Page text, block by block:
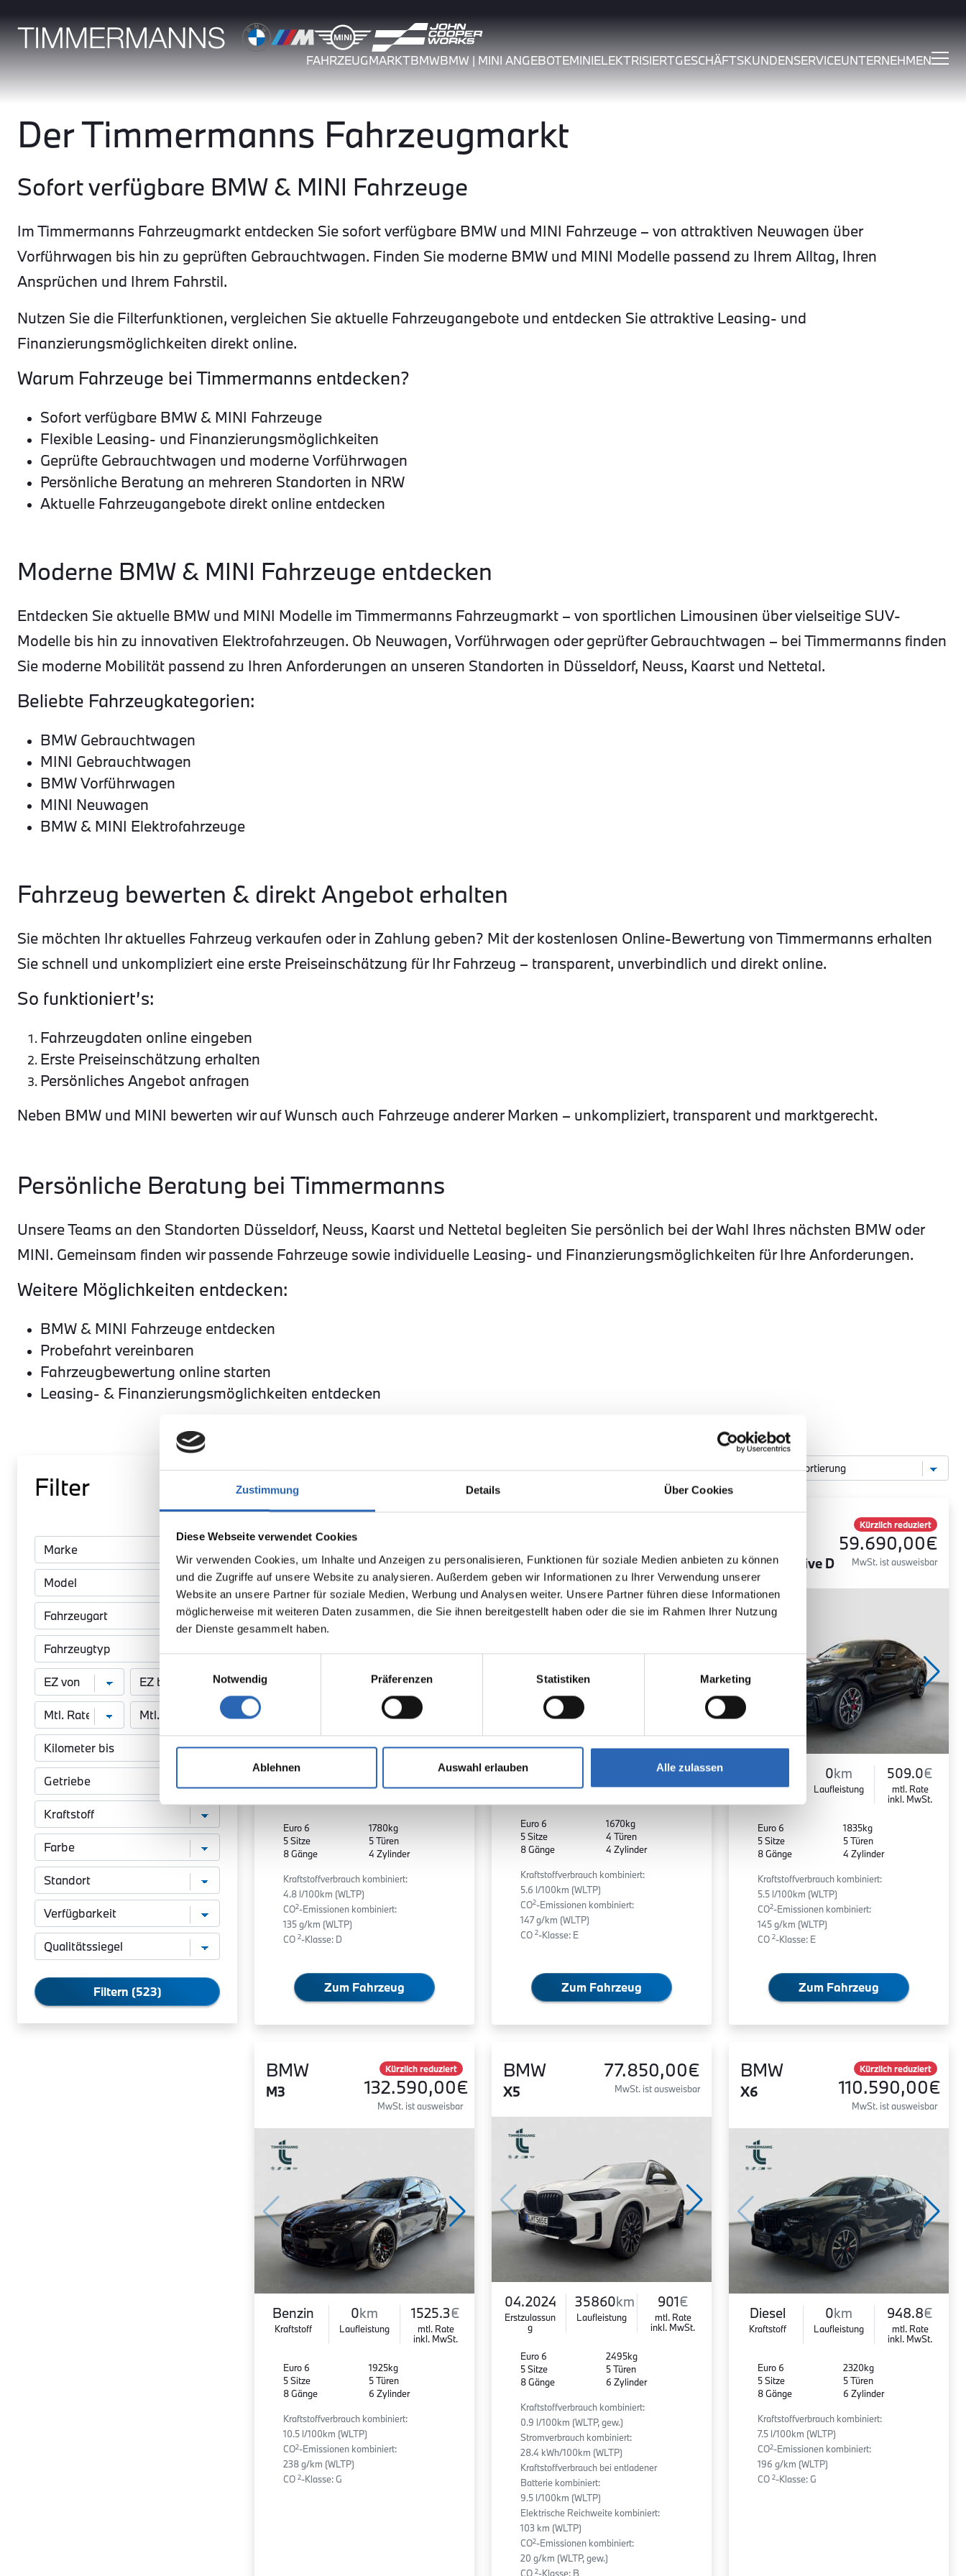
Zustimmung Details Über Cookies
Diese Webseite verwendet Cookies
Wir verwenden Cookies, um Inhalte und Anzeigen zu personalisieren, Funktionen für soziale Medien anbieten zu können
und die Zugriffe auf unsere Website zu analysieren. Außerdem geben wir Informationen zu Ihrer Verwendung unserer
Website an unsere Partner für soziale Medien, Werbung und Analysen weiter. Unsere Partner führen diese Informationen
möglicherweise mit weiteren Daten zusammen, die Sie ihnen bereitgestellt haben oder die sie im Rahmen Ihrer Nutzung
der Dienste gesammelt haben.
Einwilligungsauswahl
Notwendig
Präferenzen Statistiken Marketing
Ablehnen Auswahl erlauben Alle zulassen
FAHRZEUGMARKTBMWBMW | MINI ANGEBOTEMINIELEKTRISIERTGESCHÄFTSKUNDENSERVICEUNTERNEHMEN
Der Timmermanns Fahrzeugmarkt
Sofort verfügbare BMW & MINI Fahrzeuge
Im Timmermanns Fahrzeugmarkt entdecken Sie sofort verfügbare BMW und MINI Fahrzeuge – von attraktiven Neuwagen über
Vorführwagen bis hin zu geprüften Gebrauchtwagen. Finden Sie moderne BMW und MINI Modelle passend zu Ihrem Alltag, Ihren
Ansprüchen und Ihrem Fahrstil.
Nutzen Sie die Filterfunktionen, vergleichen Sie aktuelle Fahrzeugangebote und entdecken Sie attraktive Leasing- und
Finanzierungsmöglichkeiten direkt online.
Warum Fahrzeuge bei Timmermanns entdecken?
Sofort verfügbare BMW & MINI Fahrzeuge
Flexible Leasing- und Finanzierungsmöglichkeiten
Geprüfte Gebrauchtwagen und moderne Vorführwagen
Persönliche Beratung an mehreren Standorten in NRW
Aktuelle Fahrzeugangebote direkt online entdecken
Moderne BMW & MINI Fahrzeuge entdecken
Entdecken Sie aktuelle BMW und MINI Modelle im Timmermanns Fahrzeugmarkt – von sportlichen Limousinen über vielseitige SUV-
Modelle bis hin zu innovativen Elektrofahrzeugen. Ob Neuwagen, Vorführwagen oder geprüfter Gebrauchtwagen – bei Timmermanns finden
Sie moderne Mobilität passend zu Ihren Anforderungen an unseren Standorten in Düsseldorf, Neuss, Kaarst und Nettetal.
Beliebte Fahrzeugkategorien:
BMW Gebrauchtwagen
MINI Gebrauchtwagen
BMW Vorführwagen
MINI Neuwagen
BMW & MINI Elektrofahrzeuge
Fahrzeug bewerten & direkt Angebot erhalten
Sie möchten Ihr aktuelles Fahrzeug verkaufen oder in Zahlung geben? Mit der kostenlosen Online-Bewertung von Timmermanns erhalten
Sie schnell und unkompliziert eine erste Preiseinschätzung für Ihr Fahrzeug – transparent, unverbindlich und direkt online.
So funktioniert’s:
Fahrzeugdaten online eingeben
Erste Preiseinschätzung erhalten
Persönliches Angebot anfragen
Neben BMW und MINI bewerten wir auf Wunsch auch Fahrzeuge anderer Marken – unkompliziert, transparent und marktgerecht.
Persönliche Beratung bei Timmermanns
Unsere Teams an den Standorten Düsseldorf, Neuss, Kaarst und Nettetal begleiten Sie persönlich bei der Wahl Ihres nächsten BMW oder
MINI. Gemeinsam finden wir passende Fahrzeuge sowie individuelle Leasing- und Finanzierungsmöglichkeiten für Ihre Anforderungen.
Weitere Möglichkeiten entdecken:
BMW & MINI Fahrzeuge entdecken
Probefahrt vereinbaren
Fahrzeugbewertung online starten
Leasing- & Finanzierungsmöglichkeiten entdecken
Filter
Filtern (523)
Coupé D
MwSt. ist ausweisbar
Diesel
Kraftstoff Laufleistung
514.0€
mtl. Rate
Euro 6
5 Sitze
8 Gänge
1780kg
5 Türen
4 Zylinder
Kraftstoffverbrauch kombiniert:
4.8 l/100km (WLTP)
CO2-Emissionen kombiniert:
135 g/km (WLTP)
CO 2-Klasse: D
Zum Fahrzeug
MwSt. ist ausweisbar
Diesel
Kraftstoff Laufleistung
455.1€
mtl. Rate
Euro 6
5 Sitze
8 Gänge
1670kg
4 Türen
4 Zylinder
Kraftstoffverbrauch kombiniert:
5.6 l/100km (WLTP)
CO2-Emissionen kombiniert:
147 g/km (WLTP)
CO 2-Klasse: E
Zum Fahrzeug
Coupé xDrive D
Kürzlich reduziert
59.690,00€
MwSt. ist ausweisbar
Kraftstoff
0km
Laufleistung
509.0€
mtl. Rate
inkl. MwSt.
Euro 6
5 Sitze
8 Gänge
1835kg
5 Türen
4 Zylinder
Kraftstoffverbrauch kombiniert:
5.5 l/100km (WLTP)
CO2-Emissionen kombiniert:
145 g/km (WLTP)
CO 2-Klasse: E
Zum Fahrzeug
BMW
M3
Kürzlich reduziert
132.590,00€
MwSt. ist ausweisbar
Benzin
Kraftstoff
0km
Laufleistung
1525.3€
mtl. Rate
inkl. MwSt.
Euro 6
5 Sitze
8 Gänge
1925kg
5 Türen
6 Zylinder
Kraftstoffverbrauch kombiniert:
10.5 l/100km (WLTP)
CO2-Emissionen kombiniert:
238 g/km (WLTP)
CO 2-Klasse: G
BMW
X5
77.850,00€
MwSt. ist ausweisbar
04.2024
Erstzulassun
g
35860km
Laufleistung
901€
mtl. Rate
inkl. MwSt.
Euro 6
5 Sitze
8 Gänge
2495kg
5 Türen
6 Zylinder
Kraftstoffverbrauch kombiniert:
0.9 l/100km (WLTP, gew.)
Stromverbrauch kombiniert:
28.4 kWh/100km (WLTP)
Kraftstoffverbrauch bei entladener
Batterie kombiniert:
9.5 l/100km (WLTP)
Elektrische Reichweite kombiniert:
103 km (WLTP)
CO2-Emissionen kombiniert:
20 g/km (WLTP, gew.)
CO 2-Klasse: B
BMW
X6
Kürzlich reduziert
110.590,00€
MwSt. ist ausweisbar
Diesel
Kraftstoff
0km
Laufleistung
948.8€
mtl. Rate
inkl. MwSt.
Euro 6
5 Sitze
8 Gänge
2320kg
5 Türen
6 Zylinder
Kraftstoffverbrauch kombiniert:
7.5 l/100km (WLTP)
CO2-Emissionen kombiniert:
196 g/km (WLTP)
CO 2-Klasse: G